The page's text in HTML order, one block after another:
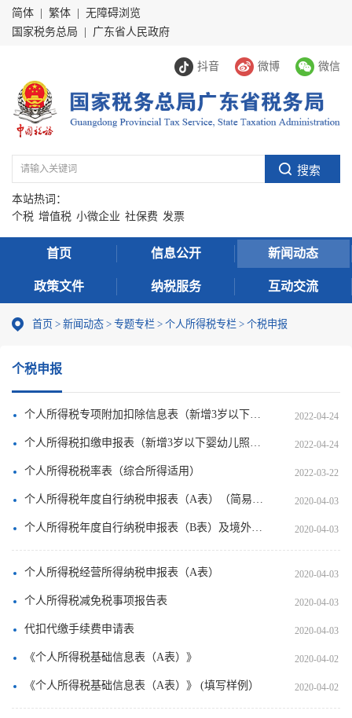
简体 繁体
无障碍浏览
国家税务总局
广东省人民政府
抖音 微博 微信
本站热词：
个税 增值税 小微企业 社保费 发票
首页 信息公开 新闻动态
政策文件 纳税服务 互动交流
首页 > 新闻动态 > 专题专栏 > 个人所得税专栏 > 个税申报
个税申报
个人所得税专项附加扣除信息表（新增3岁以下婴幼儿照护专项附加扣除） 2022-04-24
个人所得税扣缴申报表（新增3岁以下婴幼儿照护专项附加扣除） 2022-04-24
个人所得税税率表（综合所得适用） 2022-03-22
个人所得税年度自行纳税申报表（A表）（简易版）（问答版） 2020-04-03
个人所得税年度自行纳税申报表（B表）及境外所得个人所得税抵免明细表 2020-04-03
个人所得税经营所得纳税申报表（A表） 2020-04-03
个人所得税减免税事项报告表 2020-04-03
代扣代缴手续费申请表 2020-04-03
《个人所得税基础信息表（A表）》 2020-04-02
《个人所得税基础信息表（A表）》 (填写样例） 2020-04-02